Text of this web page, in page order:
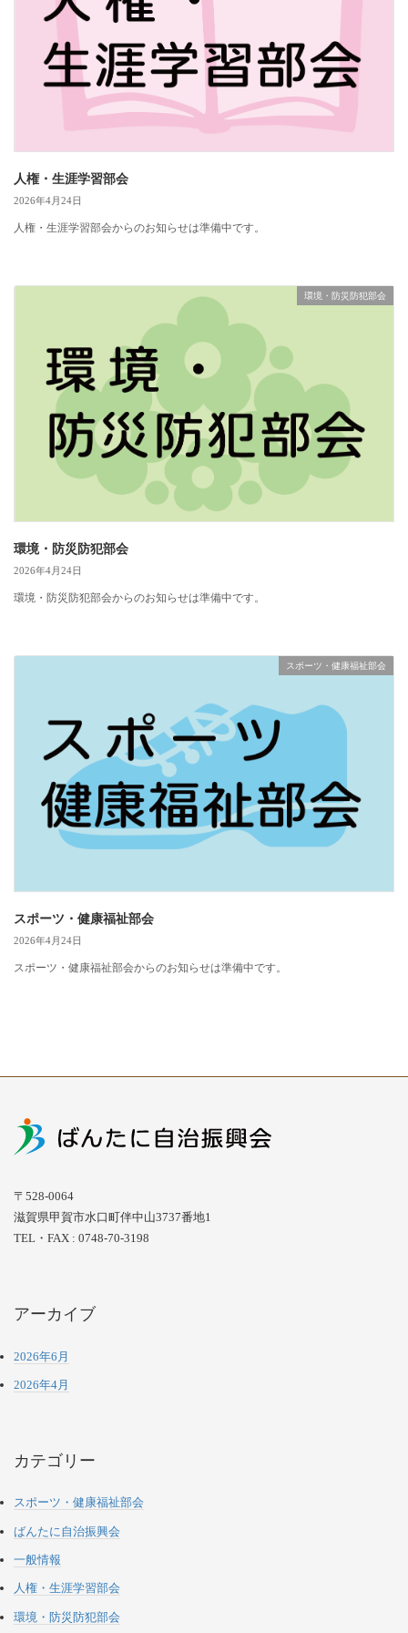
人権・生涯学習部会
2026年4月24日
人権・生涯学習部会からのお知らせは準備中です。
環境・防災防犯部会
環境・防災防犯部会
2026年4月24日
環境・防災防犯部会からのお知らせは準備中です。
スポーツ・健康福祉部会
スポーツ・健康福祉部会
2026年4月24日
スポーツ・健康福祉部会からのお知らせは準備中です。
〒528-0064
滋賀県甲賀市水口町伴中山3737番地1
TEL・FAX : 0748-70-3198
アーカイブ
2026年6月
2026年4月
カテゴリー
スポーツ・健康福祉部会
ばんたに自治振興会
一般情報
人権・生涯学習部会
環境・防災防犯部会